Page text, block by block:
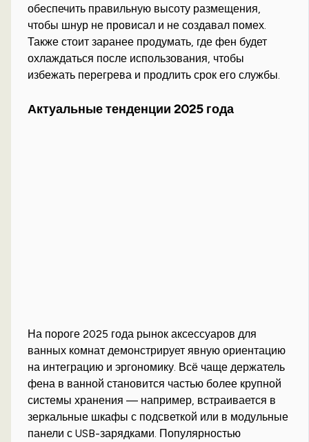
обеспечить правильную высоту размещения,
чтобы шнур не провисал и не создавал помех.
Также стоит заранее продумать, где фен будет
охлаждаться после использования, чтобы
избежать перегрева и продлить срок его службы.
Актуальные тенденции 2025 года
На пороге 2025 года рынок аксессуаров для
ванных комнат демонстрирует явную ориентацию
на интеграцию и эргономику. Всё чаще держатель
фена в ванной становится частью более крупной
системы хранения — например, встраивается в
зеркальные шкафы с подсветкой или в модульные
панели с USB-зарядками. Популярностью